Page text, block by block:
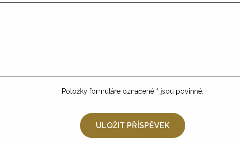
Položky formuláře označené * jsou povinné.